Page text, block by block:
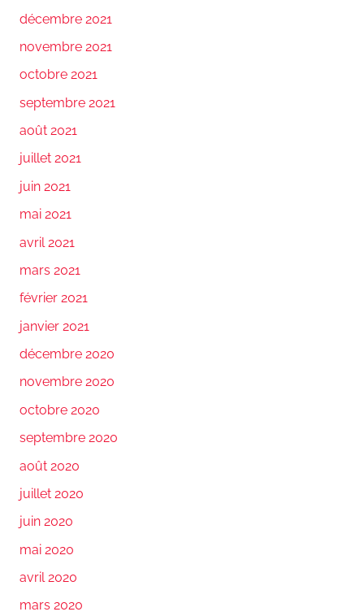
décembre 2021
novembre 2021
octobre 2021
septembre 2021
août 2021
juillet 2021
juin 2021
mai 2021
avril 2021
mars 2021
février 2021
janvier 2021
décembre 2020
novembre 2020
octobre 2020
septembre 2020
août 2020
juillet 2020
juin 2020
mai 2020
avril 2020
mars 2020